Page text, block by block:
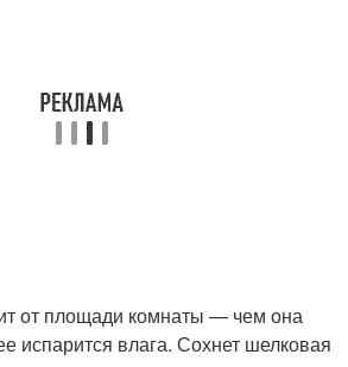
от площади комнаты — чем она
испарится влага. Сохнет шелковая